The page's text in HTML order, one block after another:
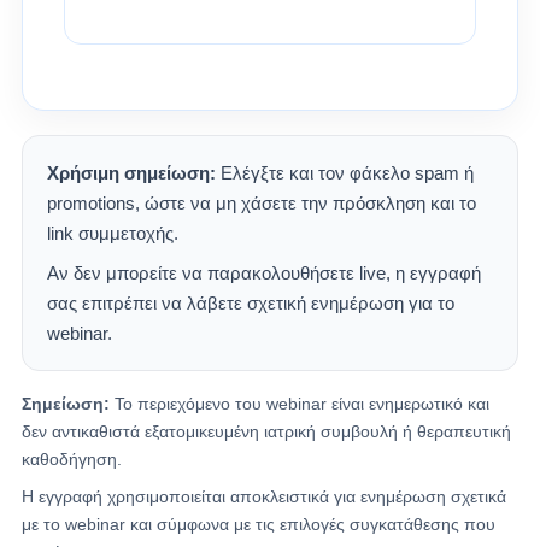
Χρήσιμη σημείωση: Ελέγξτε και τον φάκελο spam ή
promotions, ώστε να μη χάσετε την πρόσκληση και το
link συμμετοχής.
Αν δεν μπορείτε να παρακολουθήσετε live, η εγγραφή
σας επιτρέπει να λάβετε σχετική ενημέρωση για το
webinar.
Σημείωση: Το περιεχόμενο του webinar είναι ενημερωτικό και
δεν αντικαθιστά εξατομικευμένη ιατρική συμβουλή ή θεραπευτική
καθοδήγηση.
Η εγγραφή χρησιμοποιείται αποκλειστικά για ενημέρωση σχετικά
με το webinar και σύμφωνα με τις επιλογές συγκατάθεσης που